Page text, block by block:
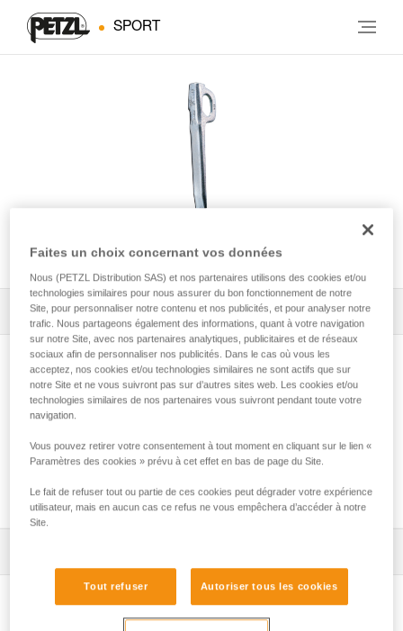
SPORT
U
Tous les conseils techniques 1 Filtrer
Vérification des ancrages sur rocher, glace
ou mixte.
Faites un choix concernant vos données
Nous (PETZL Distribution SAS) et nos partenaires utilisons des cookies et/ou
technologies similaires pour nous assurer du bon fonctionnement de notre
Site, pour personnaliser notre contenu et nos publicités, et pour analyser notre
trafic. Nous partageons également des informations, quant à votre navigation
sur notre Site, avec nos partenaires analytiques, publicitaires et de réseaux
sociaux afin de personnaliser nos publicités. Dans le cas où vous les
acceptez, nos cookies et/ou technologies similaires ne sont actifs que sur
notre Site et ne vous suivront pas sur d’autres sites web. Les cookies et/ou
technologies similaires de nos partenaires vous suivront pendant toute votre
navigation.
Vous pouvez retirer votre consentement à tout moment en cliquant sur le lien «
Paramètres des cookies » prévu à cet effet en bas de page du Site.
Le fait de refuser tout ou partie de ces cookies peut dégrader votre expérience
utilisateur, mais en aucun cas ce refus ne vous empêchera d’accéder à notre
Site.
Tout refuser Autoriser tous les cookies